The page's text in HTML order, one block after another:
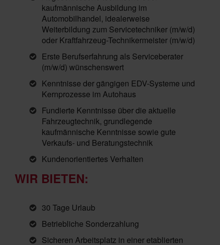
kaufmännische Ausbildung im
Automobilhandel, idealerweise
Weiterbildung zum Servicetechniker (m/w/d)
oder Kraftfahrzeug-Technikermeister (m/w/d)
Erste Berufserfahrung als Serviceberater
(m/w/d) wünschenswert
Kenntnisse der gängigen EDV-Systeme und
Kernprozesse im Autohaus
Fundierte Kenntnisse über die aktuelle
Fahrzeugtechnik, grundlegende
kaufmännische Kenntnisse sowie gute
Verkaufs- und Beratungstechnik
Kundenorientiertes Verhalten
WIR BIETEN:
30 Tage Urlaub
Betriebliche Sonderzahlung
Sicheren Arbeitsplatz in einer etablierten